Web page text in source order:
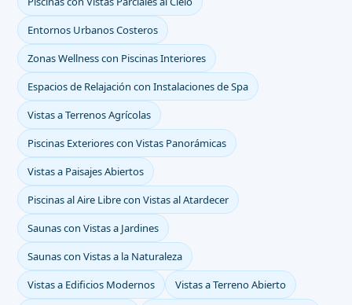
Entornos Urbanos Costeros
Zonas Wellness con Piscinas Interiores
Espacios de Relajación con Instalaciones de Spa
Vistas a Terrenos Agrícolas
Piscinas Exteriores con Vistas Panorámicas
Vistas a Paisajes Abiertos
Piscinas al Aire Libre con Vistas al Atardecer
Saunas con Vistas a Jardines
Saunas con Vistas a la Naturaleza
Vistas a Edificios Modernos
Vistas a Terreno Abierto